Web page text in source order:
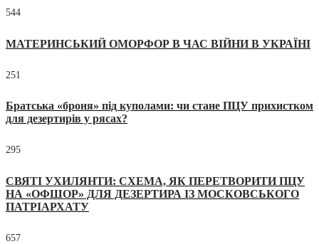
544
МАТЕРИНСЬКИЙ ОМОРФОР В ЧАС ВІЙНИ В УКРАЇНІ
251
Братська «броня» під куполами: чи стане ПЦУ прихистком
для дезертирів у рясах?
295
СВЯТІ УХИЛЯНТИ: СХЕМА, ЯК ПЕРЕТВОРИТИ ПЦУ
НА «ОФШОР» ДЛЯ ДЕЗЕРТИРА ІЗ МОСКОВСЬКОГО
ПАТРІАРХАТУ
657